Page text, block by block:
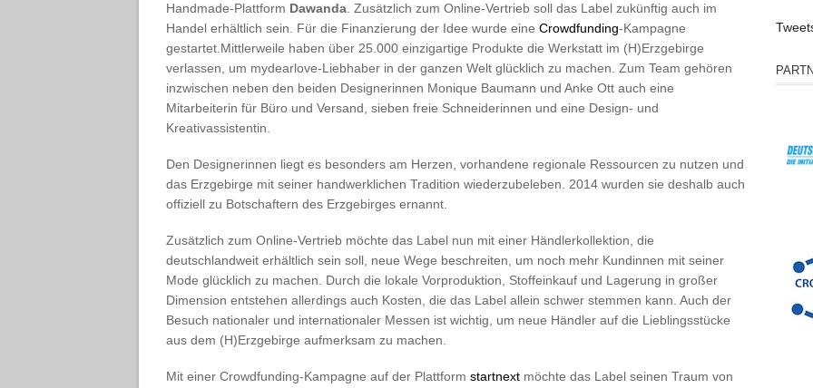
Handmade-Plattform Dawanda . Zusätzlich zum Online-Vertrieb soll das Label zukünftig auch im
Handel erhältlich sein. Für die Finanzierung der Idee wurde eine Crowdfunding-Kampagne
gestartet.Mittlerweile haben über 25.000 einzigartige Produkte die Werkstatt im (H)Erzgebirge
verlassen, um mydearlove-Liebhaber in der ganzen Welt glücklich zu machen. Zum Team gehören
inzwischen neben den beiden Designerinnen Monique Baumann und Anke Ott auch eine
Mitarbeiterin für Büro und Versand, sieben freie Schneiderinnen und eine Design- und
Kreativassistentin.
Den Designerinnen liegt es besonders am Herzen, vorhandene regionale Ressourcen zu nutzen und
das Erzgebirge mit seiner handwerklichen Tradition wiederzubeleben. 2014 wurden sie deshalb auch
offiziell zu Botschaftern des Erzgebirges ernannt.
Zusätzlich zum Online-Vertrieb möchte das Label nun mit einer Händlerkollektion, die
deutschlandweit erhältlich sein soll, neue Wege beschreiten, um noch mehr Kundinnen mit seiner
Mode glücklich zu machen. Durch die lokale Vorproduktion, Stoffeinkauf und Lagerung in großer
Dimension entstehen allerdings auch Kosten, die das Label allein schwer stemmen kann. Auch der
Besuch nationaler und internationaler Messen ist wichtig, um neue Händler auf die Lieblingsstücke
aus dem (H)Erzgebirge aufmerksam zu machen.
Mit einer Crowdfunding-Kampagne auf der Plattform startnext möchte das Label seinen Traum von